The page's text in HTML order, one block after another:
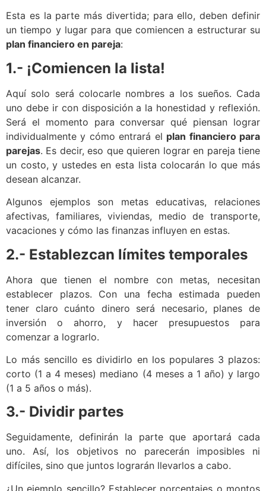
Esta es la parte más divertida; para ello, deben definir
un tiempo y lugar para que comiencen a estructurar su
plan financiero en pareja:
1.- ¡Comiencen la lista!
Aquí solo será colocarle nombres a los sueños. Cada
uno debe ir con disposición a la honestidad y reflexión.
Será el momento para conversar qué piensan lograr
individualmente y cómo entrará el plan financiero para
parejas. Es decir, eso que quieren lograr en pareja tiene
un costo, y ustedes en esta lista colocarán lo que más
desean alcanzar.
Algunos ejemplos son metas educativas, relaciones
afectivas, familiares, viviendas, medio de transporte,
vacaciones y cómo las finanzas influyen en estas.
2.- Establezcan límites temporales
Ahora que tienen el nombre con metas, necesitan
establecer plazos. Con una fecha estimada pueden
tener claro cuánto dinero será necesario, planes de
inversión o ahorro, y hacer presupuestos para
comenzar a lograrlo.
Lo más sencillo es dividirlo en los populares 3 plazos:
corto (1 a 4 meses) mediano (4 meses a 1 año) y largo
(1 a 5 años o más).
3.- Dividir partes
Seguidamente, definirán la parte que aportará cada
uno. Así, los objetivos no parecerán imposibles ni
difíciles, sino que juntos lograrán llevarlos a cabo.
¿Un ejemplo sencillo? Establecer porcentajes o montos